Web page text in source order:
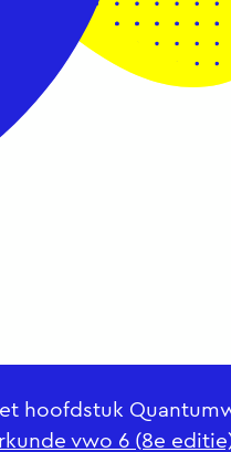
hoofdstuk
vwo 6 (8e